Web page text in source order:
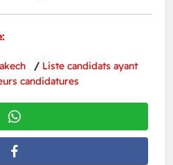
/ Liste candidats ayant
candidatures